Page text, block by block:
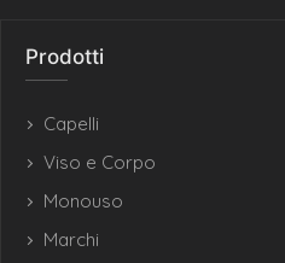
Prodotti
Capelli
Viso e Corpo
Monouso
Marchi